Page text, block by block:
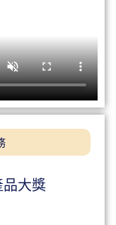
大獎